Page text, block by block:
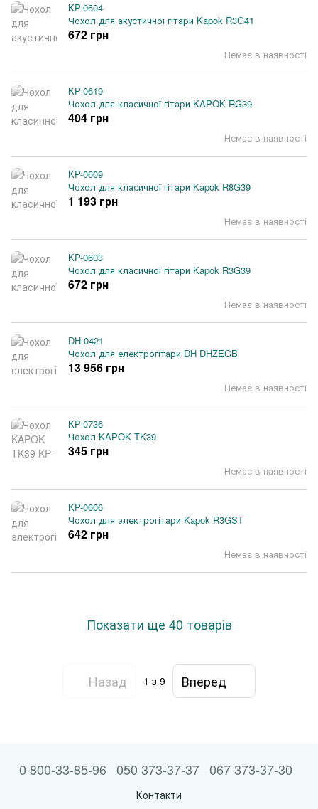
KP-0604
Чохол для акустичної гітари Kapok R3G41
Немає в наявності
672 грн
KP-0619
Чохол для класичної гітари KAPOK RG39
Немає в наявності
404 грн
KP-0609
Чохол для класичної гітари Kapok R8G39
Немає в наявності
1 193 грн
KP-0603
Чохол для класичної гітари Kapok R3G39
Немає в наявності
672 грн
DH-0421
Чохол для електрогітари DH DHZEGB
Немає в наявності
13 956 грн
KP-0736
Чохол KAPOK TK39
Немає в наявності
345 грн
KP-0606
Чохол для электрогітари Kapok R3GST
Немає в наявності
642 грн
Показати ще 40 товарів
Назад 1 з 9 Вперед
0 800-33-85-96 050 373-37-37 067 373-37-30
Контакти